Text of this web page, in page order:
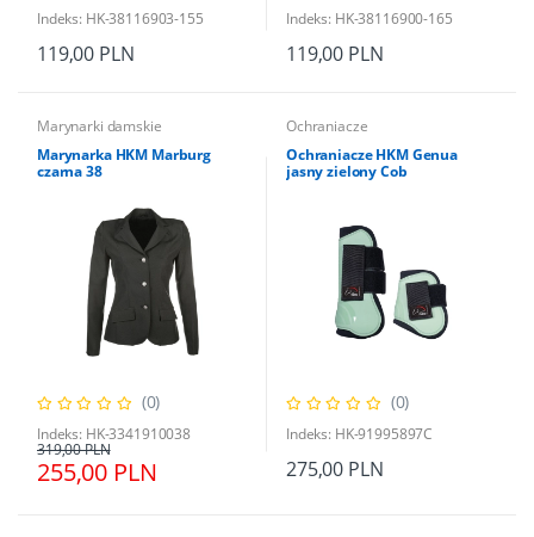
Indeks: HK-38116903-155
119,00 PLN
Indeks: HK-38116900-165
119,00 PLN
Marynarki damskie
Marynarka HKM Marburg
czarna 38
(0)
Indeks: HK-3341910038
255,00 PLN
319,00 PLN
Ochraniacze
Ochraniacze HKM Genua
jasny zielony Cob
(0)
Indeks: HK-91995897C
275,00 PLN